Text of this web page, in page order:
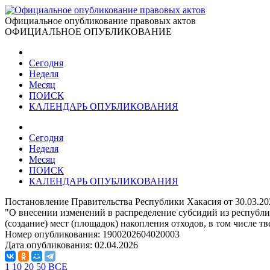
Официальное опубликование правовых актов
ОФИЦИАЛЬНОЕ ОПУБЛИКОВАНИЕ
Сегодня
Неделя
Месяц
ПОИСК
КАЛЕНДАРЬ ОПУБЛИКОВАНИЯ
Сегодня
Неделя
Месяц
ПОИСК
КАЛЕНДАРЬ ОПУБЛИКОВАНИЯ
Постановление Правительства Республики Хакасия от
"О внесении изменений в распределение субсидий из
(создание) мест (площадок) накопления отходов, в том числе
Номер опубликования: 1900202604020003
Дата опубликования: 02.04.2026
1 10 20 50 ВСЕ